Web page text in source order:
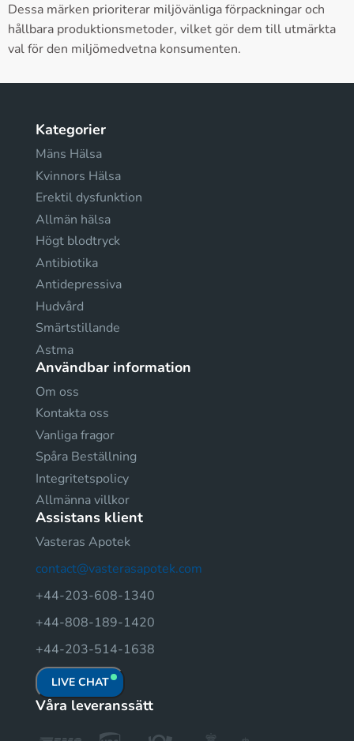
Dessa märken prioriterar miljövänliga förpackningar och
hållbara produktionsmetoder, vilket gör dem till utmärkta
val för den miljömedvetna konsumenten.
Kategorier
Mäns Hälsa
Kvinnors Hälsa
Erektil dysfunktion
Allmän hälsa
Högt blodtryck
Antibiotika
Antidepressiva
Hudvård
Smärtstillande
Astma
Användbar information
Om oss
Kontakta oss
Vanliga fragor
Spåra Beställning
Integritetspolicy
Allmänna villkor
Assistans klient
Vasteras Apotek
contact@vasterasapotek.com
+44-203-608-1340
+44-808-189-1420
+44-203-514-1638
LIVE CHAT
Våra leveranssätt